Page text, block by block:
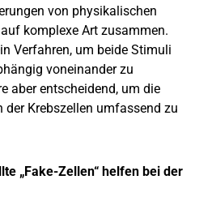
von physikalischen
komplexe Art zusammen.
Verfahren, um beide Stimuli
voneinander zu
aber entscheidend, um die
Krebszellen umfassend zu
„Fake-Zellen“ helfen bei der